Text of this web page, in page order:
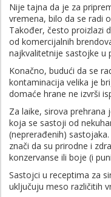
Nije tajna da je za
vremena, bilo da se radi
Također, često proizlazi
od komercijalnih
najkvalitetnije sastojke u
Konačno, budući da se
kontaminacija velika je
domaće hrane ne izvrši
Za laike, sirova prehrana
koja se sastoji od
(neprerađenih)
znači da su prirodne i
konzervanse ili boje (i
Sastojci u receptima za
uključuju meso različitih